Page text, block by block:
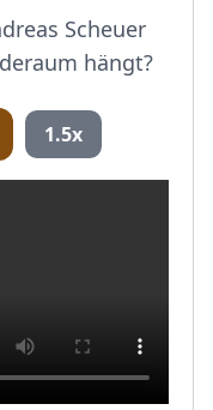
Scheuer
hängt?
1.5x